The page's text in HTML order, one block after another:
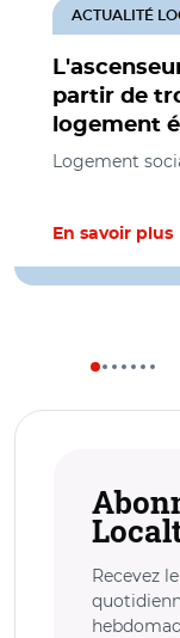
partir de
logement
ACTUALITÉ
Logement
En savoir plus
Recevez